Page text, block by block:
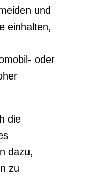
und
einhalten,
oder
die
dazu,
zu